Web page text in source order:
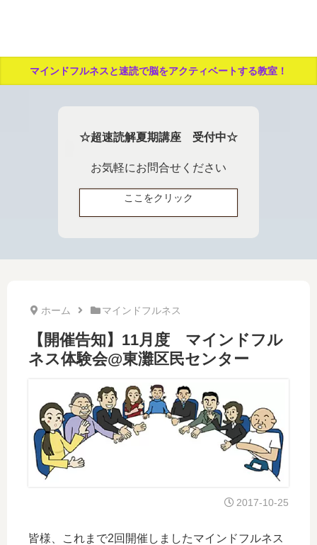
マインドフルネスと速読で脳をアクティベートする教室！
☆超速読解夏期講座 受付中☆
お気軽にお問合せください
ここをクリック
ホーム マインドフルネス
【開催告知】11月度 マインドフル
ネス体験会@東灘区民センター
2017-10-25
皆様、これまで2回開催しましたマインドフルネス